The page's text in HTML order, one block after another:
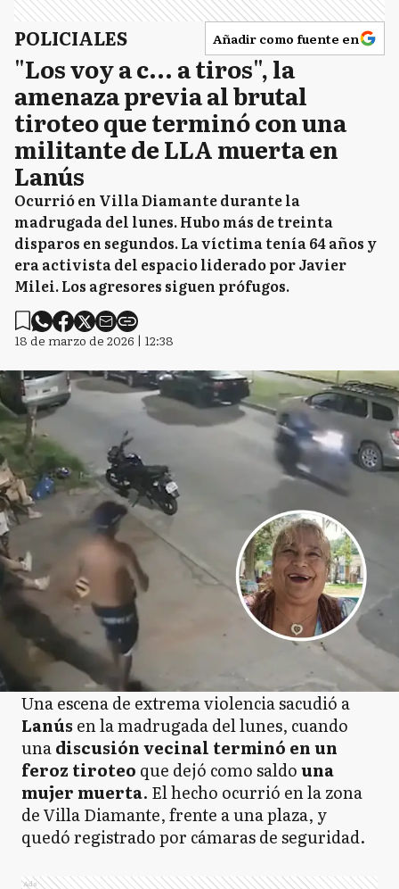
POLICIALES Añadir como fuente en
"Los voy a c... a tiros", la
amenaza previa al brutal
tiroteo que terminó con una
militante de LLA muerta en
Lanús
Ocurrió en Villa Diamante durante la
madrugada del lunes. Hubo más de treinta
disparos en segundos. La víctima tenía 64 años y
era activista del espacio liderado por Javier
Milei. Los agresores siguen prófugos.
18 de marzo de 2026 | 12:38
Una escena de extrema violencia sacudió a
Lanús en la madrugada del lunes, cuando
unadiscusión vecinal terminó en un
feroz tiroteo que dejó como saldouna
mujer muerta. El hecho ocurrió en la zona
de Villa Diamante, frente a una plaza, y
quedó registrado por cámaras de seguridad.
Ads